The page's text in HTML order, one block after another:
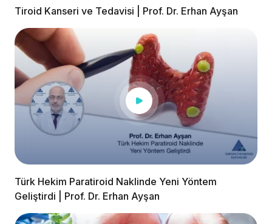
Tiroid Kanseri ve Tedavisi | Prof. Dr. Erhan Ayşan
Türk Hekim Paratiroid Naklinde Yeni Yöntem
Geliştirdi | Prof. Dr. Erhan Ayşan